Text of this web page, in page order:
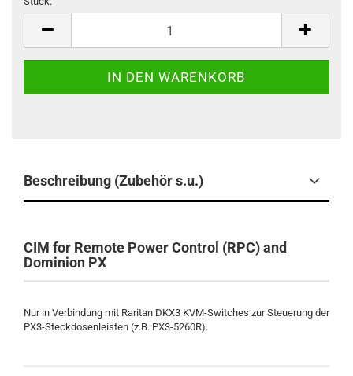
Beschreibung (Zubehör s.u.)
CIM for Remote Power Control (RPC) and
Dominion PX
Nur in Verbindung mit Raritan DKX3 KVM-Switches zur Steuerung der
PX3-Steckdosenleisten (z.B. PX3-5260R).